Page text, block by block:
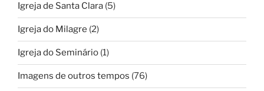
Igreja de Santa Clara (5)
Igreja do Milagre (2)
Igreja do Seminário (1)
Imagens de outros tempos (76)